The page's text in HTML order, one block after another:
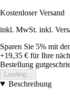
Kostenloser Versand
inkl. MwSt. inkl.
Sparen Sie 5% mit
+19,35 € für Ihre
Bestellung
Loading...
Beschreibung